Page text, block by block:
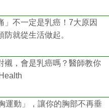
」不一定是乳癌！7大原因
就從生活做起。
襯，會是乳癌嗎？醫師教你
運動」，讓你的胸部不再垂